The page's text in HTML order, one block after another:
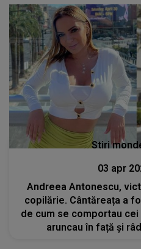
Stiri
03 apr
Andreea Antonescu,
copilărie. Cântăreața a
de cum se comportau cei
aruncau în față și